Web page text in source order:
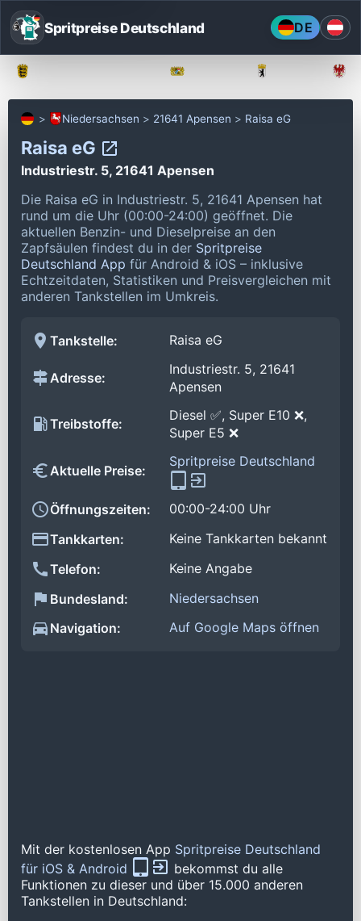
Spritpreise Deutschland DE
Niedersachsen 21641 Apensen Raisa eG
Raisa eG
Industriestr. 5, 21641 Apensen
Die Raisa eG in Industriestr. 5, 21641 Apensen hat
rund um die Uhr (00:00-24:00) geöffnet. Die
aktuellen Benzin- und Dieselpreise an den
Zapfsäulen findest du in der Spritpreise
Deutschland App für Android & iOS – inklusive
Echtzeitdaten, Statistiken und Preisvergleichen mit
anderen Tankstellen im Umkreis.
Tankstelle: Raisa eG
Adresse:
Industriestr. 5, 21641
Apensen
Treibstoffe:
Diesel ✅, Super E10 ❌,
Super E5 ❌
Aktuelle Preise:
Spritpreise Deutschland
Öffnungszeiten:
00:00-24:00 Uhr
Tankkarten:
Keine Tankkarten bekannt
Telefon:
Keine Angabe
Bundesland:
Niedersachsen
Navigation:
Auf Google Maps öffnen
Mit der kostenlosen App Spritpreise Deutschland
für iOS & Android
bekommst du alle
Funktionen zu dieser und über 15.000 anderen
Tankstellen in Deutschland: